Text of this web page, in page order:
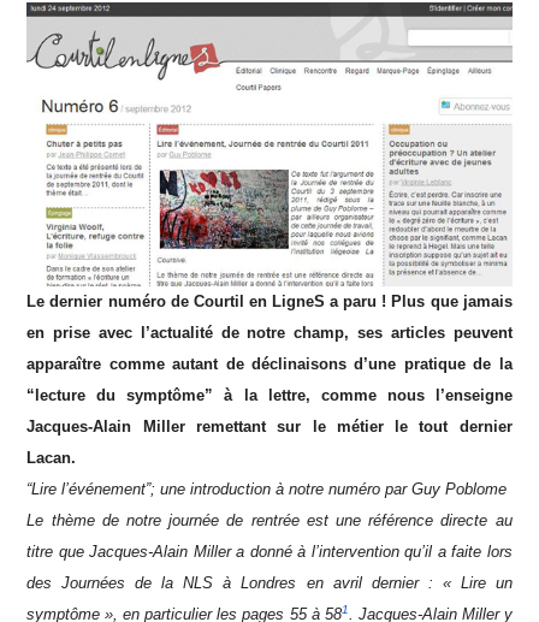
Le dernier numéro de Courtil en LigneS a paru ! Plus que jamais
en prise avec l’actualité de notre champ, ses articles peuvent
apparaître comme autant de déclinaisons d’une pratique de la
“lecture du symptôme” à la lettre, comme nous l’enseigne
Jacques-Alain Miller remettant sur le métier le tout dernier
Lacan.
“Lire l’événement”; une introduction à notre numéro par Guy Poblome
Le thème de notre journée de rentrée est une référence directe au
titre que Jacques-Alain Miller a donné à l’intervention qu’il a faite lors
des Journées de la NLS à Londres en avril dernier : « Lire un
symptôme », en particulier les pages 55 à 581
. Jacques-Alain Miller y